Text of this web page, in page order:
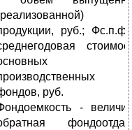
руб.;
руб.
-